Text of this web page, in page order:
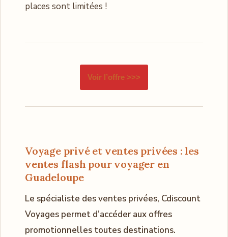
places sont limitées !
Voir l’offre >>>
Voyage privé et ventes privées : les
ventes flash pour voyager en
Guadeloupe
Le spécialiste des ventes privées, Cdiscount
Voyages permet d’accéder aux offres
promotionnelles toutes destinations.